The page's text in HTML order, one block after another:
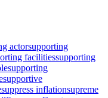
actorsupporting
facilitiessupporting
supporting
supportive
suppress inflationsupreme